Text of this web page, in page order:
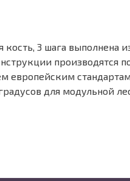
3 шага выполнена
производятся
европейским
для модульной